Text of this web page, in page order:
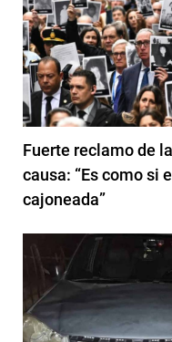
Fuerte reclamo de
causa: “Es como si
cajoneada”